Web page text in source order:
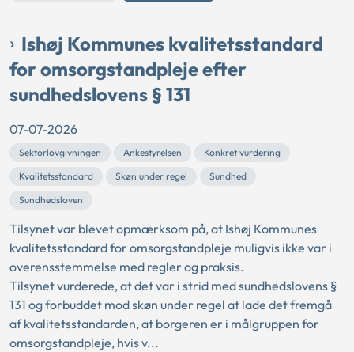
Ishøj Kommunes kvalitetsstandard
for omsorgstandpleje efter
sundhedslovens § 131
07-07-2026
Sektorlovgivningen Ankestyrelsen
Konkret vurdering
Kvalitetsstandard
Skøn under regel
Sundhed
Sundhedsloven
Tilsynet var blevet opmærksom på, at Ishøj Kommunes
kvalitetsstandard for omsorgstandpleje muligvis ikke var i
overensstemmelse med regler og praksis.
Tilsynet vurderede, at det var i strid med sundhedslovens §
131 og forbuddet mod skøn under regel at lade det fremgå
af kvalitetsstandarden, at borgeren er i målgruppen for
omsorgstandpleje, hvis v...